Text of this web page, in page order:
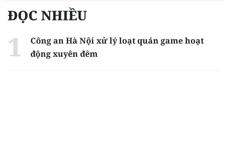
ĐỌC NHIỀU
Công an Hà Nội xử lý loạt quán game hoạt
động xuyên đêm